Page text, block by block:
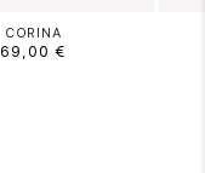
CORINA
69,00 €